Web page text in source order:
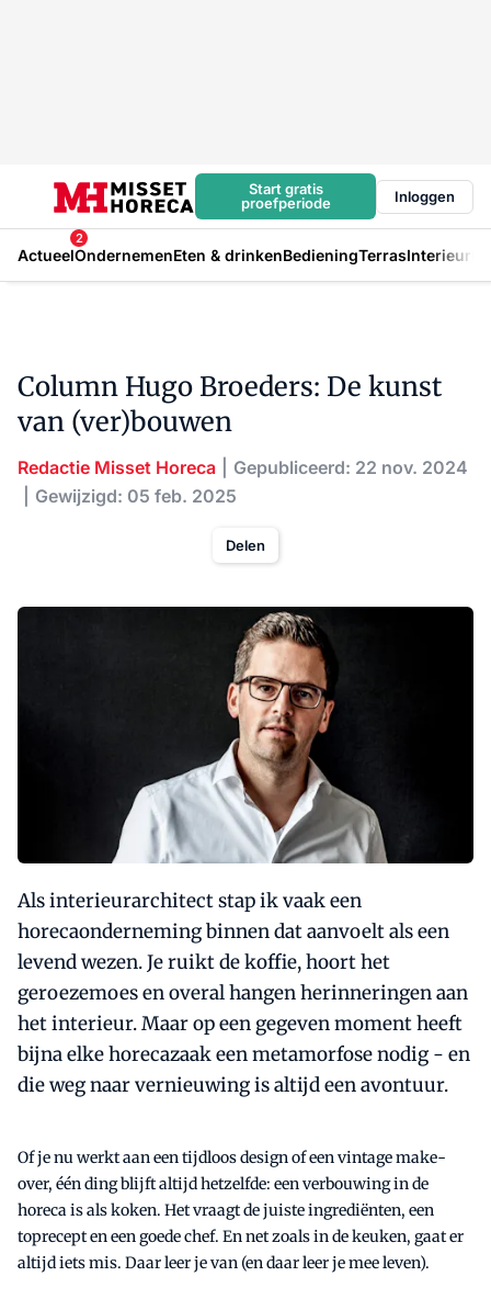
Start gratis
proefperiode
Inloggen
Actueel
2
OndernemenEten & drinkenBedieningTerrasInterieur
Column Hugo Broeders: De kunst
van (ver)bouwen
Redactie Misset Horeca
Gepubliceerd: 22 nov. 2024
Gewijzigd: 05 feb. 2025
Delen
Als interieurarchitect stap ik vaak een
horecaonderneming binnen dat aanvoelt als een
levend wezen. Je ruikt de koffie, hoort het
geroezemoes en overal hangen herinneringen aan
het interieur. Maar op een gegeven moment heeft
bijna elke horecazaak een metamorfose nodig - en
die weg naar vernieuwing is altijd een avontuur.
Of je nu werkt aan een tijdloos design of een vintage make-
over, één ding blijft altijd hetzelfde: een verbouwing in de
horeca is als koken. Het vraagt de juiste ingrediënten, een
toprecept en een goede chef. En net zoals in de keuken, gaat er
altijd iets mis. Daar leer je van (en daar leer je mee leven).